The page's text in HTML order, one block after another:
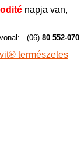
napja van,
(06) 80 552-070